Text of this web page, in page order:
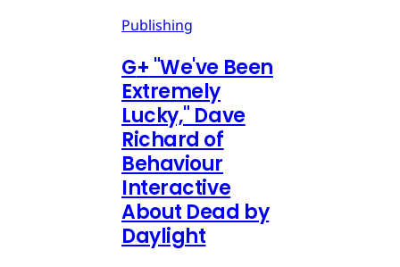
Publishing
G+ "We've Been
Extremely
Lucky," Dave
Richard of
Behaviour
Interactive
About Dead by
Daylight